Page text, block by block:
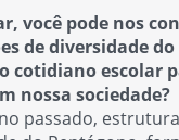
você pode nos
de diversidade
cotidiano escolar
nossa sociedade?
passado,